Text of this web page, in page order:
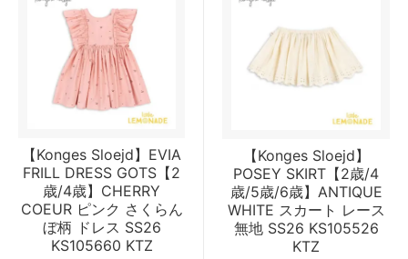
【Konges Sloejd】EVIA
FRILL DRESS GOTS【2
歳/4歳】CHERRY
COEUR ピンク さくらん
ぼ柄 ドレス SS26
KS105660 KTZ
【Konges Sloejd】
POSEY SKIRT【2歳/4
歳/5歳/6歳】ANTIQUE
WHITE スカート レース
無地 SS26 KS105526
KTZ